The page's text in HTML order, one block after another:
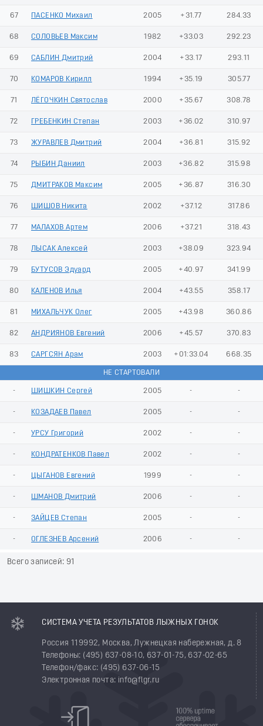
67 ПАСЕНКО Михаил 2005 +31.77 284.33
68 СОЛОВЬЕВ Максим 1982 +33.03 292.23
69 САБЛИН Дмитрий 2004 +33.17 293.11
70 КОМАРОВ Кирилл 1994 +35.19 305.77
71 ЛЁГОЧКИН Святослав 2000 +35.67 308.78
72 ГРЕБЕНКИН Степан 2003 +36.02 310.97
73 ЖУРАВЛЕВ Дмитрий 2004 +36.81 315.92
74 РЫБИН Даниил 2003 +36.82 315.98
75 ДМИТРАКОВ Максим 2005 +36.87 316.30
76 ШИШОВ Никита 2002 +37.12 317.86
77 МАЛАХОВ Артем 2006 +37.21 318.43
78 ЛЫСАК Алексей 2003 +38.09 323.94
79 БУТУСОВ Эдуард 2005 +40.97 341.99
80 КАЛЕНОВ Илья 2004 +43.55 358.17
81 МИХАЛЬЧУК Олег 2005 +43.98 360.86
82 АНДРИЯНОВ Евгений 2006 +45.57 370.83
83 САРГСЯН Арам 2003 +01:33.04 668.35
НЕ СТАРТОВАЛИ
- ШИШКИН Сергей 2005 - -
- КОЗАДАЕВ Павел 2005 - -
- УРСУ Григорий 2002 - -
- КОНДРАТЕНКОВ Павел 2002 - -
- ЦЫГАНОВ Евгений 1999 - -
- ШМАНОВ Дмитрий 2006 - -
- ЗАЙЦЕВ Степан 2005 - -
- ОГЛЕЗНЕВ Арсений 2006 - -
Всего записей: 91
СИСТЕМА УЧЕТА РЕЗУЛЬТАТОВ ЛЫЖНЫХ ГОНОК
Россия 119992, Москва, Лужнецкая набережная, д. 8
Телефоны: (495) 637-08-10, 637-01-75, 637-02-65
Телефон/факс: (495) 637-06-15
Электронная почта: info@flgr.ru